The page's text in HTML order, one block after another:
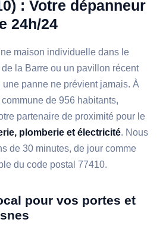
: Votre dépanneur
24h/24
maison individuelle dans le
la Barre ou un pavillon récent
panne ne prévient jamais. À
de 956 habitants,
partenaire de proximité pour le
plomberie et électricité. Nous
de 30 minutes, de jour comme
du code postal 77410.
pour vos portes et